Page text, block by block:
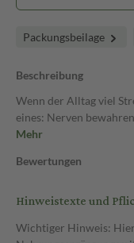
Packungsbeilage
Beschreibung
Wenn der Alltag viel
eines: Nerven
Mehr
Bewertungen
Hinweistexte und
Wichtiger Hinweis: